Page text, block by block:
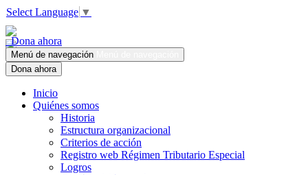
Select Language ▼
Dona ahora
Menú de navegación
Dona ahora
Inicio
Quiénes somos
Historia
Estructura organizacional
Criterios de acción
Registro web Régimen Tributario Especial
Logros